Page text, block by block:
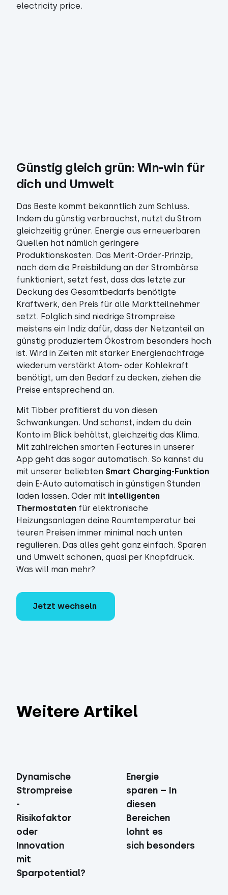
electricity price.
Günstig gleich grün: Win-win für
dich und Umwelt
Das Beste kommt bekanntlich zum Schluss.
Indem du günstig verbrauchst, nutzt du Strom
gleichzeitig grüner. Energie aus erneuerbaren
Quellen hat nämlich geringere
Produktionskosten. Das Merit-Order-Prinzip,
nach dem die Preisbildung an der Strombörse
funktioniert, setzt fest, dass das letzte zur
Deckung des Gesamtbedarfs benötigte
Kraftwerk, den Preis für alle Marktteilnehmer
setzt. Folglich sind niedrige Strompreise
meistens ein Indiz dafür, dass der Netzanteil an
günstig produziertem Ökostrom besonders hoch
ist. Wird in Zeiten mit starker Energienachfrage
wiederum verstärkt Atom- oder Kohlekraft
benötigt, um den Bedarf zu decken, ziehen die
Preise entsprechend an.
Mit Tibber profitierst du von diesen
Schwankungen. Und schonst, indem du dein
Konto im Blick behältst, gleichzeitig das Klima.
Mit zahlreichen smarten Features in unserer
App geht das sogar automatisch. So kannst du
mit unserer beliebten Smart Charging-Funktion
dein E-Auto automatisch in günstigen Stunden
laden lassen. Oder mit intelligenten
Thermostaten für elektronische
Heizungsanlagen deine Raumtemperatur bei
teuren Preisen immer minimal nach unten
regulieren. Das alles geht ganz einfach. Sparen
und Umwelt schonen, quasi per Knopfdruck.
Was will man mehr?
Jetzt wechseln
Weitere Artikel
Dynamische
Strompreise
-
Risikofaktor
oder
Innovation
mit
Sparpotential?
Energie
sparen – In
diesen
Bereichen
lohnt es
sich besonders